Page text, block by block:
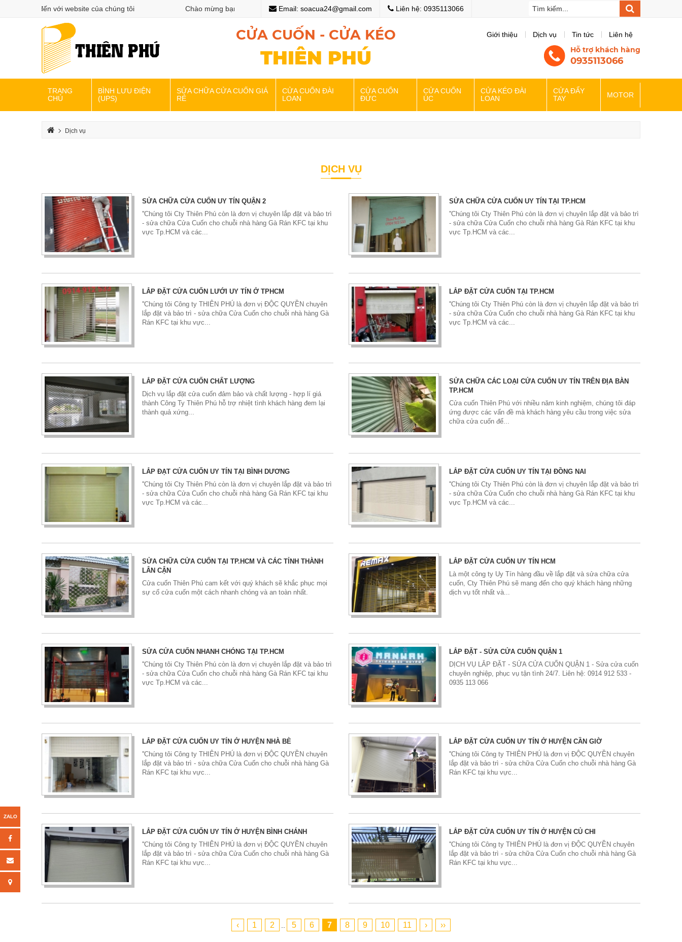
bạn đến với website của chúng tôi Chào mừng bạn đến với website của chúng tôi Chào mừng bạn đến với website của chúng tôi
Email: soacua24@gmail.com Liên hệ: 0935113066
CỬA CUỐN - CỬA KÉO
THIÊN PHÚ
Giới thiệu Dịch vụ Tin tức Liên hệ
Hỗ trợ khách hàng
0935113066
TRANG
CHỦ
BÌNH LƯU ĐIỆN
(UPS)
SỬA CHỮA CỬA CUỐN GIÁ
RẺ
CỬA CUỐN ĐÀI
LOAN
CỬA CUỐN
ĐỨC
CỬA CUỐN
ÚC
CỬA KÉO ĐÀI
LOAN
CỬA ĐẨY
TAY
MOTOR
Dịch vụ
DỊCH VỤ
SỬA CHỮA CỬA CUỐN UY TÍN QUẬN 2
''Chúng tôi Cty Thiên Phú còn là đơn vị chuyên lắp đặt và bảo trì
- sửa chữa Cửa Cuốn cho chuỗi nhà hàng Gà Rán KFC tại khu
vực Tp.HCM và các...
SỬA CHỮA CỬA CUỐN UY TÍN TẠI TP.HCM
''Chúng tôi Cty Thiên Phú còn là đơn vị chuyên lắp đặt và bảo trì
- sửa chữa Cửa Cuốn cho chuỗi nhà hàng Gà Rán KFC tại khu
vực Tp.HCM và các...
LẮP ĐẶT CỬA CUỐN LƯỚI UY TÍN Ở TPHCM
''Chúng tôi Công ty THIÊN PHÚ là đơn vị ĐỘC QUYỀN chuyên
lắp đặt và bảo trì - sửa chữa Cửa Cuốn cho chuỗi nhà hàng Gà
Rán KFC tại khu vực...
LẮP ĐẶT CỬA CUỐN TẠI TP.HCM
''Chúng tôi Cty Thiên Phú còn là đơn vị chuyên lắp đặt và bảo trì
- sửa chữa Cửa Cuốn cho chuỗi nhà hàng Gà Rán KFC tại khu
vực Tp.HCM và các...
LẮP ĐẶT CỬA CUỐN CHẤT LƯỢNG
Dịch vụ lắp đặt cửa cuốn đảm bảo và chất lượng - hợp lí giá
thành Công Ty Thiên Phú hỗ trợ nhiệt tình khách hàng đem lại
thành quả xứng...
SỬA CHỮA CÁC LOẠI CỬA CUỐN UY TÍN TRÊN ĐỊA BÀN
TP.HCM
Cửa cuốn Thiên Phú với nhiều năm kinh nghiệm, chúng tôi đáp
ứng được các vấn đề mà khách hàng yêu cầu trong việc sửa
chữa cửa cuốn để...
LẮP ĐẠT CỬA CUỐN UY TÍN TẠI BÌNH DƯƠNG
''Chúng tôi Cty Thiên Phú còn là đơn vị chuyên lắp đặt và bảo trì
- sửa chữa Cửa Cuốn cho chuỗi nhà hàng Gà Rán KFC tại khu
vực Tp.HCM và các...
LẮP ĐẶT CỬA CUỐN UY TÍN TẠI ĐỒNG NAI
''Chúng tôi Cty Thiên Phú còn là đơn vị chuyên lắp đặt và bảo trì
- sửa chữa Cửa Cuốn cho chuỗi nhà hàng Gà Rán KFC tại khu
vực Tp.HCM và các...
SỬA CHỮA CỬA CUỐN TẠI TP.HCM VÀ CÁC TỈNH THÀNH
LÂN CẬN
Cửa cuốn Thiên Phú cam kết với quý khách sẽ khắc phục mọi
sự cố cửa cuốn một cách nhanh chóng và an toàn nhất.
LẮP ĐẶT CỬA CUỐN UY TÍN HCM
Là một công ty Uy Tín hàng đầu về lắp đặt và sửa chữa cửa
cuốn, Cty Thiên Phú sẽ mang đến cho quý khách hàng những
dịch vụ tốt nhất và...
SỬA CỬA CUỐN NHANH CHÓNG TẠI TP.HCM
''Chúng tôi Cty Thiên Phú còn là đơn vị chuyên lắp đặt và bảo trì
- sửa chữa Cửa Cuốn cho chuỗi nhà hàng Gà Rán KFC tại khu
vực Tp.HCM và các...
LẮP ĐẶT - SỬA CỬA CUỐN QUẬN 1
DỊCH VỤ LẮP ĐẶT - SỬA CỬA CUỐN QUẬN 1 - Sửa cửa cuốn
chuyên nghiệp, phục vụ tận tình 24/7. Liên hệ: 0914 912 533 -
0935 113 066
LẮP ĐẶT CỬA CUỐN UY TÍN Ở HUYỆN NHÀ BÈ
''Chúng tôi Công ty THIÊN PHÚ là đơn vị ĐỘC QUYỀN chuyên
lắp đặt và bảo trì - sửa chữa Cửa Cuốn cho chuỗi nhà hàng Gà
Rán KFC tại khu vực...
LẮP ĐẶT CỬA CUỐN UY TÍN Ở HUYỆN CẦN GIỜ
''Chúng tôi Công ty THIÊN PHÚ là đơn vị ĐỘC QUYỀN chuyên
lắp đặt và bảo trì - sửa chữa Cửa Cuốn cho chuỗi nhà hàng Gà
Rán KFC tại khu vực...
LẮP ĐẶT CỬA CUỐN UY TÍN Ở HUYỆN BÌNH CHÁNH
''Chúng tôi Công ty THIÊN PHÚ là đơn vị ĐỘC QUYỀN chuyên
lắp đặt và bảo trì - sửa chữa Cửa Cuốn cho chuỗi nhà hàng Gà
Rán KFC tại khu vực...
LẮP ĐẶT CỬA CUỐN UY TÍN Ở HUYỆN CỦ CHI
''Chúng tôi Công ty THIÊN PHÚ là đơn vị ĐỘC QUYỀN chuyên
lắp đặt và bảo trì - sửa chữa Cửa Cuốn cho chuỗi nhà hàng Gà
Rán KFC tại khu vực...
‹ 1 2 5 6 7 8 9 10 11 › ››